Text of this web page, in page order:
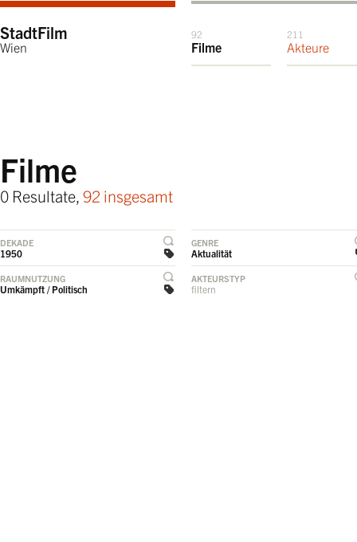
StadtFilm
Wien
92
Filme
211
Akteure
Filme
0 Resultate, 92 insgesamt
DEKADE
1950
GENRE
Aktualität
RAUMNUTZUNG
Umkämpft / Politisch
AKTEURSTYP
filtern